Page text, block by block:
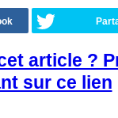
article ?
sur ce lien